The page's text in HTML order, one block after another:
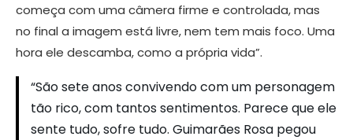
começa com uma câmera firme e controlada, mas
no final a imagem está livre, nem tem mais foco. Uma
hora ele descamba, como a própria vida”.
“São sete anos convivendo com um personagem
tão rico, com tantos sentimentos. Parece que ele
sente tudo, sofre tudo. Guimarães Rosa pegou